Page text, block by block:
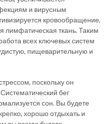
и вирусным
кровообращение,
лимфатическая ткань. Таким
всех ключевых систем
пищеварительную и
поскольку он
бег
сон. Вы будете
хорошо отдыхать и